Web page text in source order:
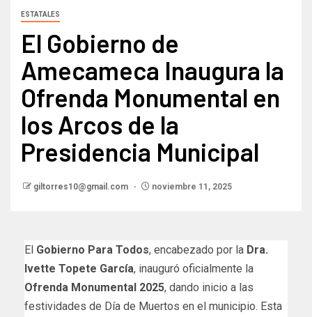
ESTATALES
El Gobierno de
Amecameca Inaugura la
Ofrenda Monumental en
los Arcos de la
Presidencia Municipal
giltorres10@gmail.com noviembre 11, 2025
El Gobierno Para Todos, encabezado por la Dra.
Ivette Topete García, inauguró oficialmente la
Ofrenda Monumental 2025, dando inicio a las
festividades de Día de Muertos en el municipio. Esta